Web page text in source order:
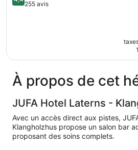
sur 255 avis
À propos de cet
JUFA Hotel Laterns -
Avec un accès direct aux pistes,
Klangholzhus propose un salon bar
proposant des soins complets.